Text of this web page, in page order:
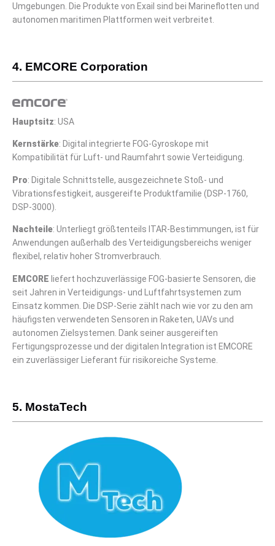
Umgebungen. Die Produkte von Exail sind bei Marineflotten und
autonomen maritimen Plattformen weit verbreitet.
4. EMCORE Corporation
Hauptsitz: USA
Kernstärke: Digital integrierte FOG-Gyroskope mit
Kompatibilität für Luft- und Raumfahrt sowie Verteidigung.
Pro: Digitale Schnittstelle, ausgezeichnete Stoß- und
Vibrationsfestigkeit, ausgereifte Produktfamilie (DSP-1760,
DSP-3000).
Nachteile: Unterliegt größtenteils ITAR-Bestimmungen, ist für
Anwendungen außerhalb des Verteidigungsbereichs weniger
flexibel, relativ hoher Stromverbrauch.
EMCORE liefert hochzuverlässige FOG-basierte Sensoren, die
seit Jahren in Verteidigungs- und Luftfahrtsystemen zum
Einsatz kommen. Die DSP-Serie zählt nach wie vor zu den am
häufigsten verwendeten Sensoren in Raketen, UAVs und
autonomen Zielsystemen. Dank seiner ausgereiften
Fertigungsprozesse und der digitalen Integration ist EMCORE
ein zuverlässiger Lieferant für risikoreiche Systeme.
5. MostaTech